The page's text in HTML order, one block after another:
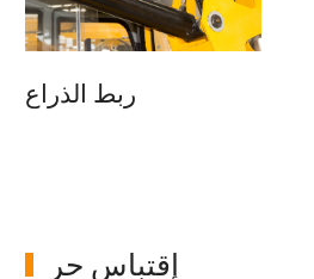
ربط الذراع
إقتباس حر